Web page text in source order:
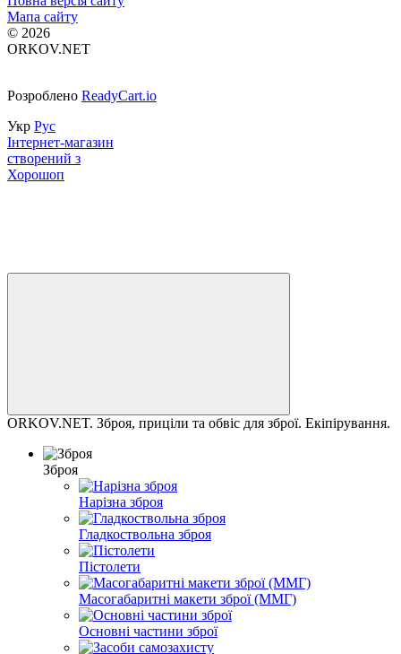
Мапа сайту
© 2026
ORKOV.NET
Розроблено ReadyCart.io
Укр Рус
Інтернет-магазин
створений з
Хорошоп
ORKOV.NET. Зброя, приціли та обвіс для зброї. Екіпірування.
Зброя
Нарізна зброя
Гладкоствольна зброя
Пістолети
Масогабаритні макети зброї (ММГ)
Основні частини зброї